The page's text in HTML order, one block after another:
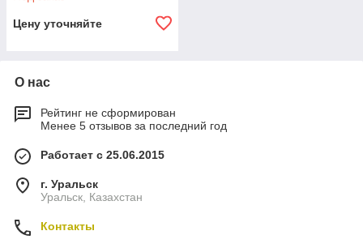
Цену уточняйте
О нас
Рейтинг не сформирован
Менее 5 отзывов за последний год
Работает с 25.06.2015
г. Уральск
Уральск, Казахстан
Контакты